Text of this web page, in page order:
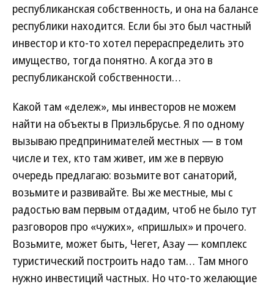
республиканская собственность, и она на балансе
республики находится. Если бы это был частный
инвестор и кто-то хотел перераспределить это
имущество, тогда понятно. А когда это в
республиканской собственности…
Какой там «дележ», мы инвесторов не можем
найти на объекты в Приэльбрусье. Я по одному
вызываю предпринимателей местных — в том
числе и тех, кто там живет, им же в первую
очередь предлагаю: возьмите вот санаторий,
возьмите и развивайте. Вы же местные, мы с
радостью вам первым отдадим, чтоб не было тут
разговоров про «чужих», «пришлых» и прочего.
Возьмите, может быть, Чегет, Азау — комплекс
туристический построить надо там… Там много
нужно инвестиций частных. Но что-то желающие